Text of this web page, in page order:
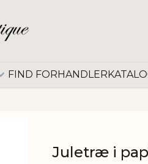
FIND FORHANDLER
Juletræ i